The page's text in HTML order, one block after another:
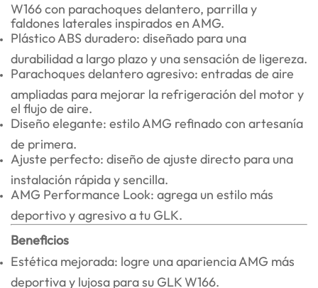
W166 con parachoques delantero, parrilla y
faldones laterales inspirados en AMG.
Plástico ABS duradero: diseñado para una
durabilidad a largo plazo y una sensación de ligereza.
Parachoques delantero agresivo: entradas de aire
ampliadas para mejorar la refrigeración del motor y
el flujo de aire.
Diseño elegante: estilo AMG refinado con artesanía
de primera.
Ajuste perfecto: diseño de ajuste directo para una
instalación rápida y sencilla.
AMG Performance Look: agrega un estilo más
deportivo y agresivo a tu GLK.
Beneficios
Estética mejorada: logre una apariencia AMG más
deportiva y lujosa para su GLK W166.